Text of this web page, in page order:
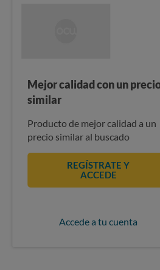
Mejor calidad con un
similar
Producto de mejor calidad a un
precio similar al buscado
REGÍSTRATE Y
ACCEDE
Accede a tu cuenta